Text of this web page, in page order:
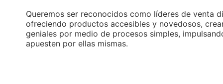
Queremos ser reconocidos como líderes de venta
ofreciendo productos accesibles y novedosos,
geniales por medio de procesos simples,
apuesten por ellas mismas.